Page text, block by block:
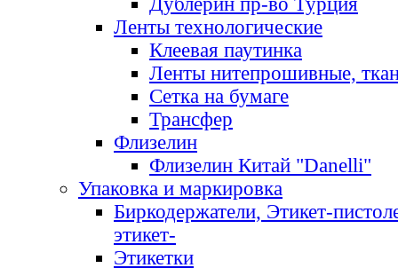
Ленты технологические
Клеевая паутинка
Ленты нитепрошивные,
Сетка на бумаге
Трансфер
Флизелин
Флизелин Китай "Danelli"
Упаковка и маркировка
Биркодержатели, Этикет-
этикет-
Этикетки